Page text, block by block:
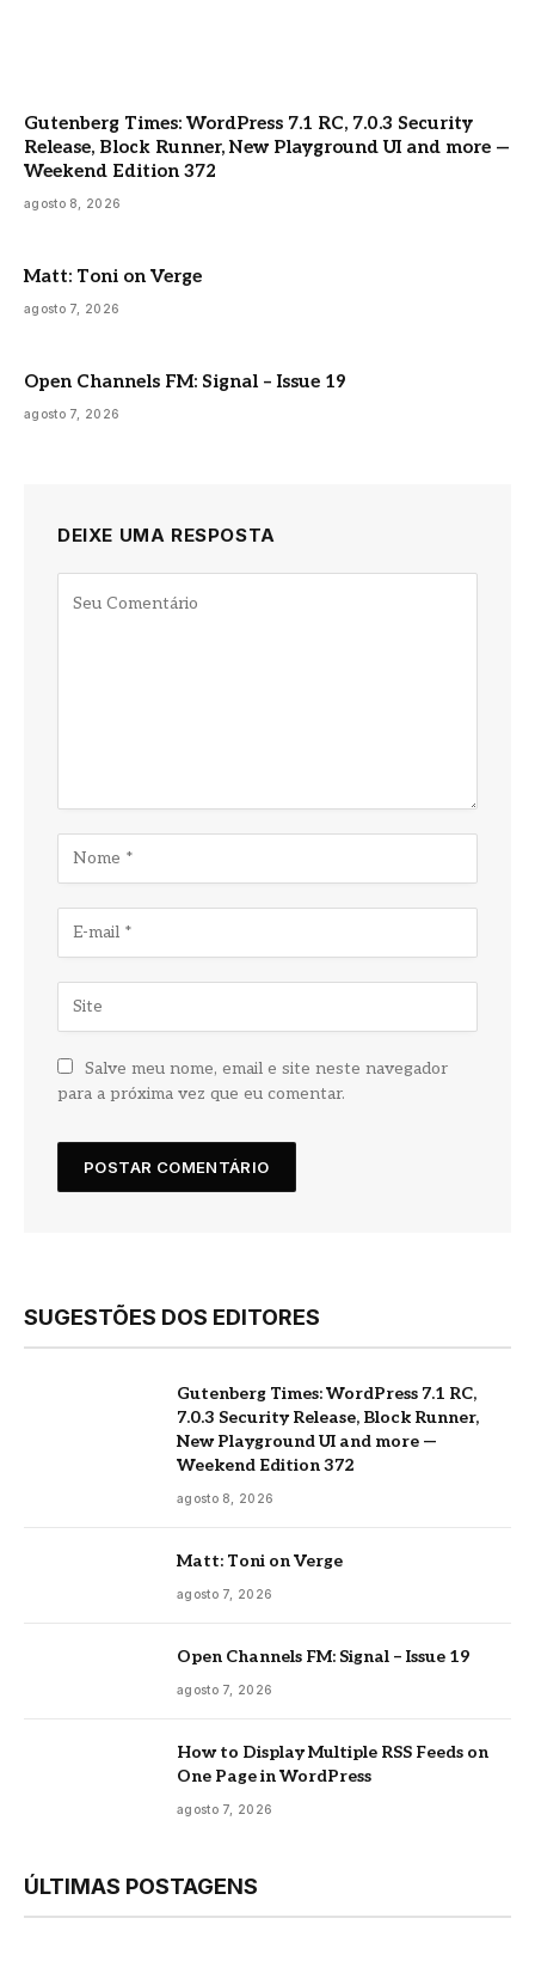
Gutenberg Times: WordPress 7.1 RC, 7.0.3 Security
Release, Block Runner, New Playground UI and more —
Weekend Edition 372
agosto 8, 2026
Matt: Toni on Verge
agosto 7, 2026
Open Channels FM: Signal – Issue 19
agosto 7, 2026
DEIXE UMA RESPOSTA
Salve meu nome, email e site neste navegador
para a próxima vez que eu comentar.
SUGESTÕES DOS EDITORES
Gutenberg Times: WordPress 7.1 RC,
7.0.3 Security Release, Block Runner,
New Playground UI and more —
Weekend Edition 372
agosto 8, 2026
Matt: Toni on Verge
agosto 7, 2026
Open Channels FM: Signal – Issue 19
agosto 7, 2026
How to Display Multiple RSS Feeds on
One Page in WordPress
agosto 7, 2026
ÚLTIMAS POSTAGENS